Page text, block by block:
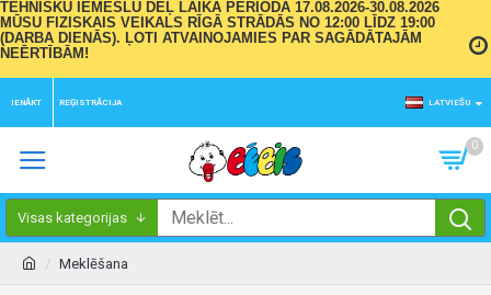
TEHNISKU IEMESLU DĒĻ LAIKA PERIODĀ 17.08.2026-30.08.2026
MŪSU FIZISKAIS VEIKALS RĪGĀ STRĀDĀS NO 12:00 LĪDZ 19:00
(DARBA DIENĀS). ĻOTI ATVAINOJAMIES PAR SAGĀDĀTAJĀM
NEĒRTĪBĀM!
IENĀKT REĢISTRĀCIJA LATVIEŠU
0
Visas kategorijas
Meklēšana